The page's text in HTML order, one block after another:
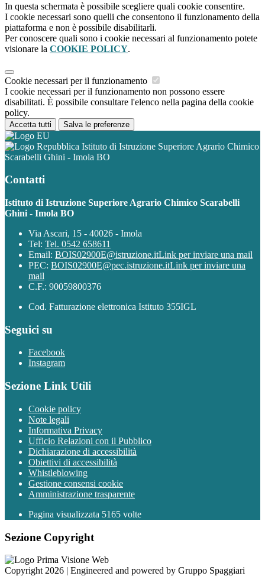
In questa schermata è possibile scegliere quali cookie consentire.
I cookie necessari sono quelli che consentono il funzionamento della
piattaforma e non è possibile disabilitarli.
Per conoscere quali sono i cookie necessari al funzionamento potete
visionare la COOKIE POLICY.
Cookie necessari per il funzionamento
I cookie necessari per il funzionamento non possono essere
disabilitati. È possibile consultare l'elenco nella pagina della cookie
policy.
Accetta tutti Salva le preferenze
Istituto di Istruzione Superiore Agrario Chimico
Scarabelli Ghini - Imola BO
Contatti
Istituto di Istruzione Superiore Agrario Chimico Scarabelli
Ghini - Imola BO
Via Ascari, 15 - 40026 - Imola
Tel: Tel. 0542 658611
Email: BOIS02900E@istruzione.itLink per inviare una mail
PEC: BOIS02900E@pec.istruzione.itLink per inviare una
mail
C.F.: 90059800376
Cod. Fatturazione elettronica Istituto 355IGL
Seguici su
Facebook
Instagram
Sezione Link Utili
Cookie policy
Note legali
Informativa Privacy
Ufficio Relazioni con il Pubblico
Dichiarazione di accessibilità
Obiettivi di accessibilità
Whistleblowing
Gestione consensi cookie
Amministrazione trasparente
Pagina visualizzata 5165 volte
Sezione Copyright
Copyright 2026 | Engineered and powered by Gruppo Spaggiari